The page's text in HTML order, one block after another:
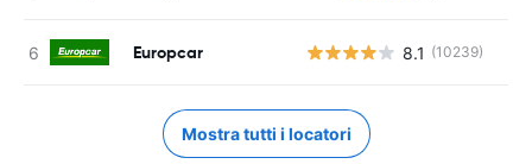
Europcar 8.1 (10239)
Mostra tutti i locatori